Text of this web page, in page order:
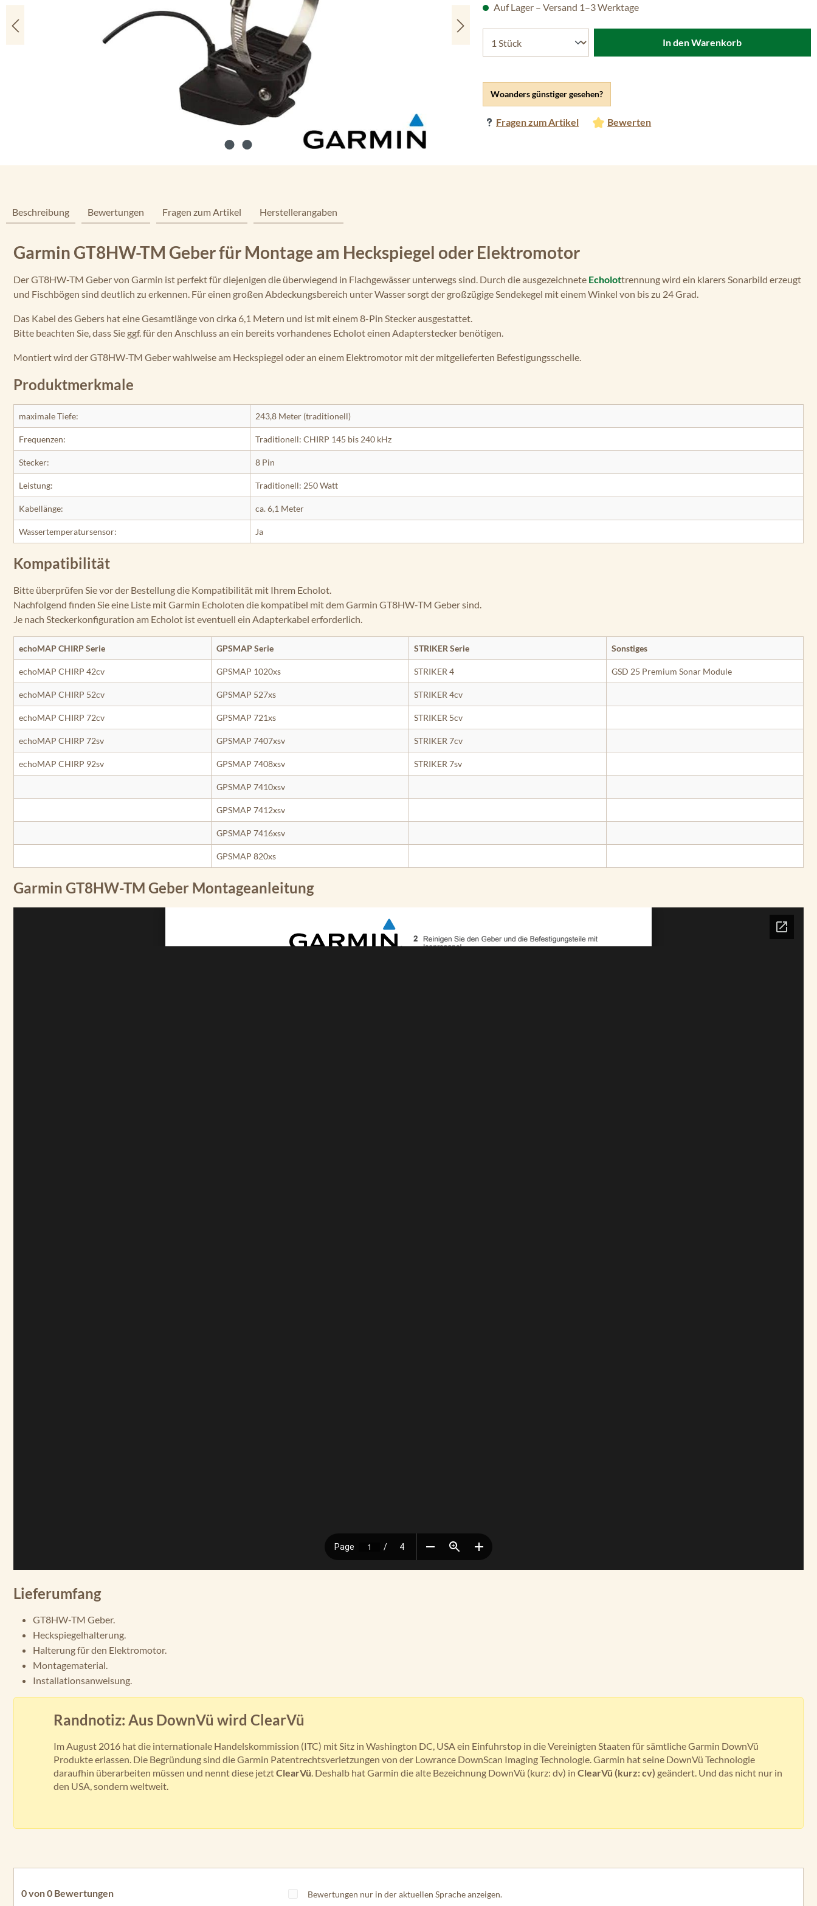
Woanders günstiger gesehen?
Fragen zum Artikel Bewerten
Auf Lager – Versand 1–3 Werktage
In den Warenkorb
Beschreibung Bewertungen Fragen zum Artikel Herstellerangaben
Garmin GT8HW-TM Geber für Montage am Heckspiegel oder Elektromotor
Der GT8HW-TM Geber von Garmin ist perfekt für diejenigen die überwiegend in Flachgewässer unterwegs sind. Durch die ausgezeichnete Echolottrennung wird ein klarers Sonarbild erzeugt
und Fischbögen sind deutlich zu erkennen. Für einen großen Abdeckungsbereich unter Wasser sorgt der großzügige Sendekegel mit einem Winkel von bis zu 24 Grad.
Das Kabel des Gebers hat eine Gesamtlänge von cirka 6,1 Metern und ist mit einem 8-Pin Stecker ausgestattet.
Bitte beachten Sie, dass Sie ggf. für den Anschluss an ein bereits vorhandenes Echolot einen Adapterstecker benötigen.
Montiert wird der GT8HW-TM Geber wahlweise am Heckspiegel oder an einem Elektromotor mit der mitgelieferten Befestigungsschelle.
Produktmerkmale
maximale Tiefe: 243,8 Meter (traditionell)
Frequenzen: Traditionell: CHIRP 145 bis 240 kHz
Stecker: 8 Pin
Leistung: Traditionell: 250 Watt
Kabellänge: ca. 6,1 Meter
Wassertemperatursensor: Ja
Kompatibilität
Bitte überprüfen Sie vor der Bestellung die Kompatibilität mit Ihrem Echolot.
Nachfolgend finden Sie eine Liste mit Garmin Echoloten die kompatibel mit dem Garmin GT8HW-TM Geber sind.
Je nach Steckerkonfiguration am Echolot ist eventuell ein Adapterkabel erforderlich.
echoMAP CHIRP Serie GPSMAP Serie STRIKER Serie Sonstiges
echoMAP CHIRP 42cv GPSMAP 1020xs STRIKER 4 GSD 25 Premium Sonar Module
echoMAP CHIRP 52cv GPSMAP 527xs STRIKER 4cv
echoMAP CHIRP 72cv GPSMAP 721xs STRIKER 5cv
echoMAP CHIRP 72sv GPSMAP 7407xsv STRIKER 7cv
echoMAP CHIRP 92sv GPSMAP 7408xsv STRIKER 7sv
GPSMAP 7410xsv
GPSMAP 7412xsv
GPSMAP 7416xsv
GPSMAP 820xs
Garmin GT8HW-TM Geber Montageanleitung
Lieferumfang
GT8HW-TM Geber.
Heckspiegelhalterung.
Halterung für den Elektromotor.
Montagematerial.
Installationsanweisung.
Randnotiz: Aus DownVü wird ClearVü
Im August 2016 hat die internationale Handelskommission (ITC) mit Sitz in Washington DC, USA ein Einfuhrstop in die Vereinigten Staaten für sämtliche Garmin DownVü
Produkte erlassen. Die Begründung sind die Garmin Patentrechtsverletzungen von der Lowrance DownScan Imaging Technologie. Garmin hat seine DownVü Technologie
daraufhin überarbeiten müssen und nennt diese jetztClearVü. Deshalb hat Garmin die alte Bezeichnung DownVü (kurz: dv) in ClearVü (kurz: cv) geändert. Und das nicht nur in
den USA, sondern weltweit.
0 von 0 Bewertungen Bewertungen nur in der aktuellen Sprache anzeigen.